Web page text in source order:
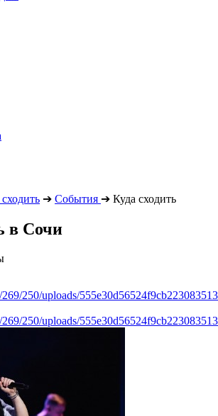
➔ События ➔ Куда сходить
в Сочи
250/uploads/
250/uploads/